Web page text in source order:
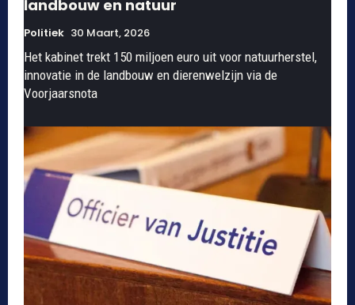
landbouw en natuur
Politiek 30 Maart, 2026
Het kabinet trekt 150 miljoen euro uit voor natuurherstel,
innovatie in de landbouw en dierenwelzijn via de
Voorjaarsnota